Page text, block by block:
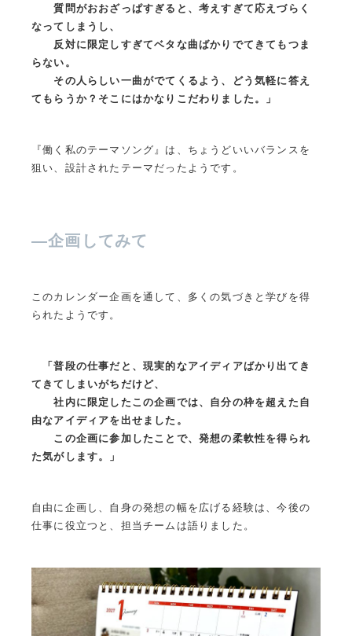
質問がおおざっぱすぎると、考えすぎて応えづらく
なってしまうし、
反対に限定しすぎてベタな曲ばかりでてきてもつま
らない。
その人らしい一曲がでてくるよう、どう気軽に答え
てもらうか？そこにはかなりこだわりました。」
『働く私のテーマソング』は、ちょうどいいバランスを
狙い、設計されたテーマだったようです。
—企画してみて
このカレンダー企画を通して、多くの気づきと学びを得
られたようです。
「普段の仕事だと、現実的なアイディアばかり出てき
てきてしまいがちだけど、
社内に限定したこの企画では、自分の枠を超えた自
由なアイディアを出せました。
この企画に参加したことで、発想の柔軟性を得られ
た気がします。」
自由に企画し、自身の発想の幅を広げる経験は、今後の
仕事に役立つと、担当チームは語りました。